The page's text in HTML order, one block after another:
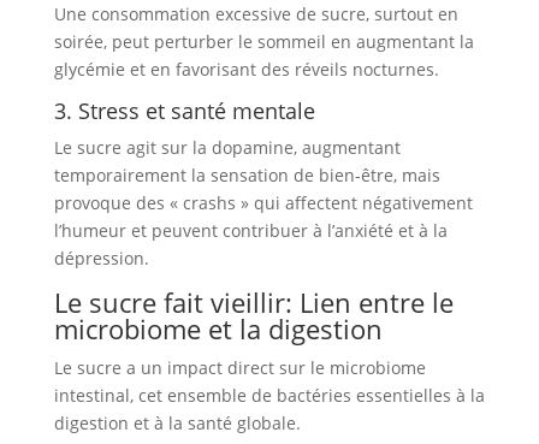
Une consommation excessive de sucre, surtout en
soirée, peut perturber le sommeil en augmentant la
glycémie et en favorisant des réveils nocturnes.
3. Stress et santé mentale
Le sucre agit sur la dopamine, augmentant
temporairement la sensation de bien-être, mais
provoque des « crashs » qui affectent négativement
l’humeur et peuvent contribuer à l’anxiété et à la
dépression.
Le sucre fait vieillir: Lien entre le
microbiome et la digestion
Le sucre a un impact direct sur le microbiome
intestinal, cet ensemble de bactéries essentielles à la
digestion et à la santé globale.